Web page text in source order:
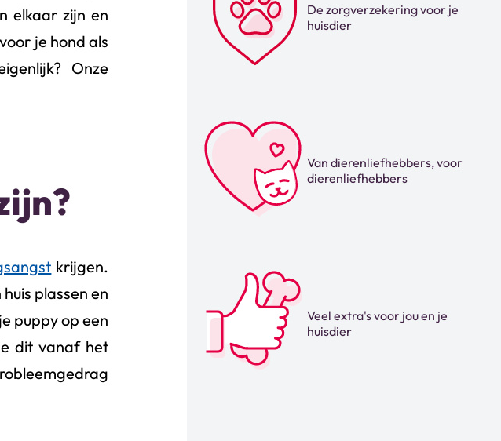
De zorgverzekering voor je
huisdier
Van dierenliefhebbers, voor
dierenliefhebbers
Veel extra's voor jou en je
huisdier
elkaar zijn en
je hond als
Onze
krijgen.
plassen en
puppy op een
dit vanaf het